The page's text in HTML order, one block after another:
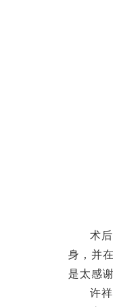
术
身，并
是太感
许